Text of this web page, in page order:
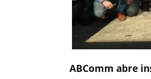
ABComm abre